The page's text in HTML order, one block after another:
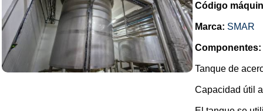
Código
Marca: SMAR
Componentes:
Tanque de
Capacidad útil